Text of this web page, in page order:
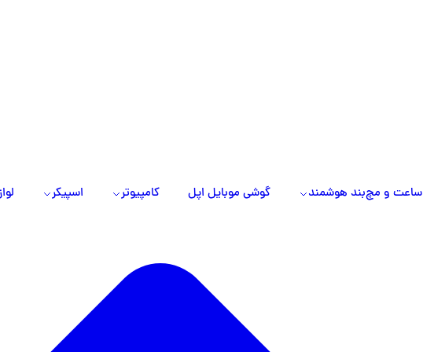
ساعت و مچ‌بند هوشمند گوشی موبایل اپل کامپیوتر اسپیکر